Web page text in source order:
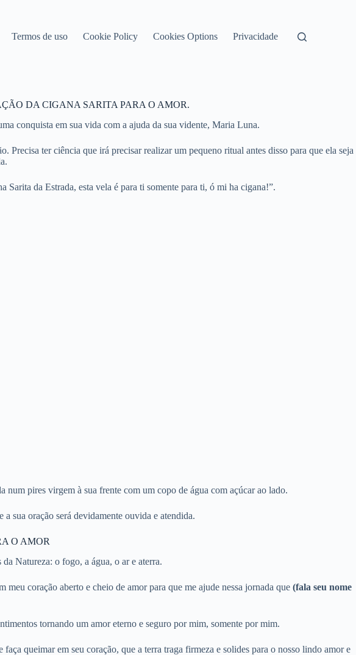
Termos de uso Cookie Policy Cookies Options Privacidade
DA CIGANA SARITA PARA O AMOR.
conquista em sua vida com a ajuda da sua vidente, Maria Luna.
Precisa ter ciência que irá precisar realizar um pequeno ritual antes disso para que ela seja
da Estrada, esta vela é para ti somente para ti, ó mi ha cigana!”.
pires virgem à sua frente com um copo de água com açúcar ao lado.
sua oração será devidamente ouvida e atendida.
O AMOR
Natureza: o fogo, a água, o ar e aterra.
meu coração aberto e cheio de amor para que me ajude nessa jornada que(fala seu nome
tornando um amor eterno e seguro por mim, somente por mim.
queimar em seu coração, que a terra traga firmeza e solides para o nosso lindo amor e